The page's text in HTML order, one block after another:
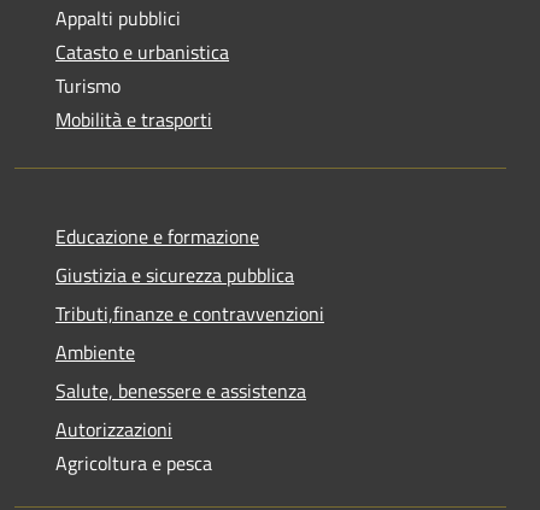
Appalti pubblici
Catasto e urbanistica
Turismo
Mobilità e trasporti
Educazione e formazione
Giustizia e sicurezza pubblica
Tributi,finanze e contravvenzioni
Ambiente
Salute, benessere e assistenza
Autorizzazioni
Agricoltura e pesca